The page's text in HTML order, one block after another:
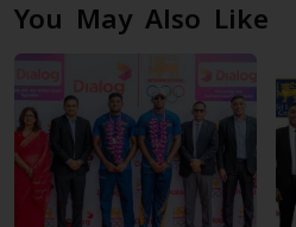
You May Also Like